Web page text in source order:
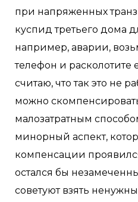
при напряженных
куспид третьего дома
например, аварии,
телефон и расколотите
считаю, что так это не
можно
малозатратным
минорный аспект,
компенсации
остался бы
советуют взять